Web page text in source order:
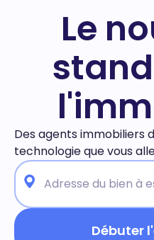
Le
Des agents immobiliers
technologieque vous
Débuter